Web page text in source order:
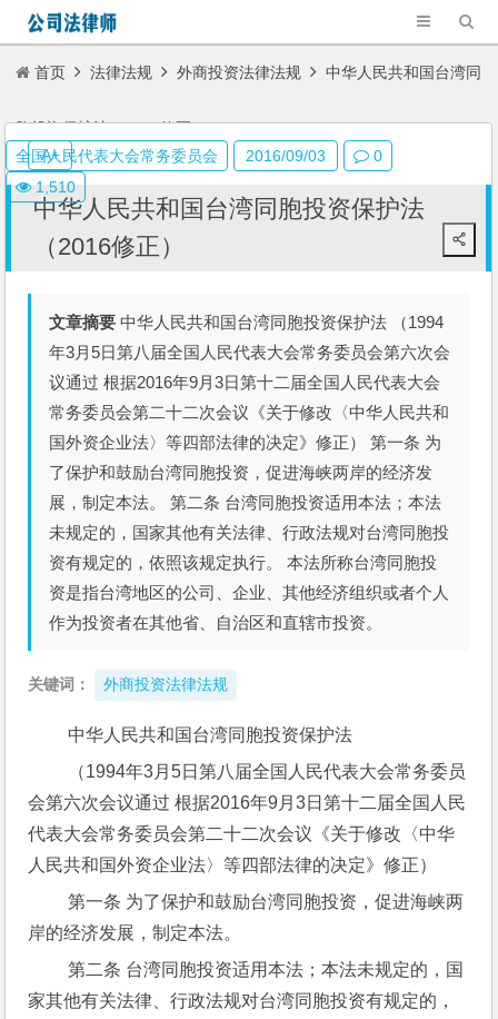
首页 法律法规 外商投资法律法规 中华人民共和国台湾同
胞投资保护法（2016修正）
中华人民共和国台湾同胞投资保护法
（2016修正）
文章摘要 中华人民共和国台湾同胞投资保护法 （1994
年3月5日第八届全国人民代表大会常务委员会第六次会
议通过 根据2016年9月3日第十二届全国人民代表大会
常务委员会第二十二次会议《关于修改〈中华人民共和
国外资企业法〉等四部法律的决定》修正） 第一条 为
了保护和鼓励台湾同胞投资，促进海峡两岸的经济发
展，制定本法。 第二条 台湾同胞投资适用本法；本法
未规定的，国家其他有关法律、行政法规对台湾同胞投
资有规定的，依照该规定执行。 本法所称台湾同胞投
资是指台湾地区的公司、企业、其他经济组织或者个人
作为投资者在其他省、自治区和直辖市投资。
关键词： 外商投资法律法规
中华人民共和国台湾同胞投资保护法
会第六次会议通过 根据2016年9月3日第十二届全国人民
代表大会常务委员会第二十二次会议《关于修改〈中华
人民共和国外资企业法〉等四部法律的决定》修正）
第一条 为了保护和鼓励台湾同胞投资，促进海峡两
岸的经济发展，制定本法。
第二条 台湾同胞投资适用本法；本法未规定的，国
家其他有关法律、行政法规对台湾同胞投资有规定的，
全国人民代表大会常务委员会 2016/09/03
0
1,510
A+